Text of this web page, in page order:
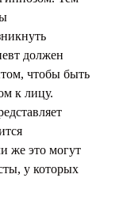
должен
чтобы быть
к лицу.
же это могут
у которых